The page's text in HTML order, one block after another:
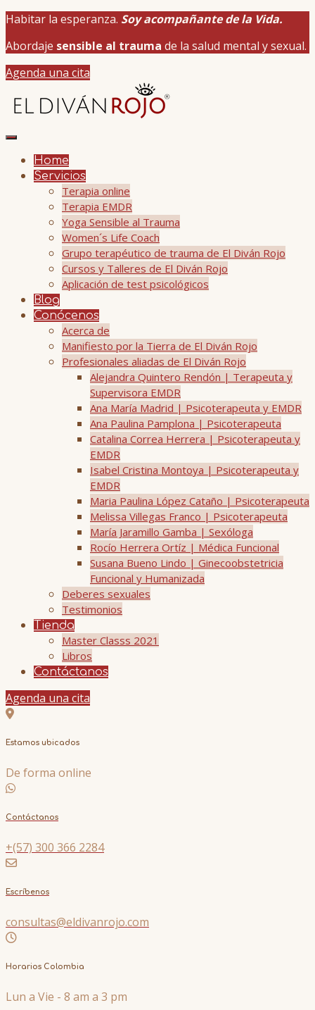
Habitar la esperanza. Soy acompañante de la Vida.
Abordaje sensible al trauma de la salud mental y sexual.
Agenda una cita
Home
Servicios
Terapia online
Terapia EMDR
Yoga Sensible al Trauma
Women´s Life Coach
Grupo terapéutico de trauma de El Diván Rojo
Cursos y Talleres de El Diván Rojo
Aplicación de test psicológicos
Blog
Conócenos
Acerca de
Manifiesto por la Tierra de El Diván Rojo
Profesionales aliadas de El Diván Rojo
Alejandra Quintero Rendón | Terapeuta y
Supervisora EMDR
Ana María Madrid | Psicoterapeuta y EMDR
Ana Paulina Pamplona | Psicoterapeuta
Catalina Correa Herrera | Psicoterapeuta y
EMDR
Isabel Cristina Montoya | Psicoterapeuta y
EMDR
Maria Paulina López Cataño | Psicoterapeuta
Melissa Villegas Franco | Psicoterapeuta
María Jaramillo Gamba | Sexóloga
Rocío Herrera Ortíz | Médica Funcional
Susana Bueno Lindo | Ginecoobstetricia
Funcional y Humanizada
Deberes sexuales
Testimonios
Tienda
Master Classs 2021
Libros
Contáctanos
Agenda una cita
Estamos ubicados
De forma online
Contáctanos
+(57) 300 366 2284
Escríbenos
consultas@eldivanrojo.com
Horarios Colombia
Lun a Vie - 8 am a 3 pm